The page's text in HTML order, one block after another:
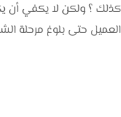
كذلك ؟ ولكن لا يكفي
حتى بلوغ مرحلة